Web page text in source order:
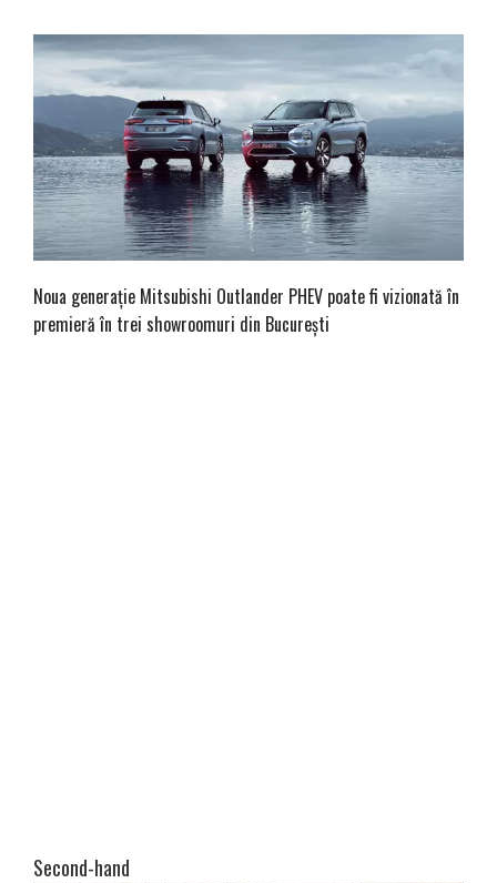
Noua generație Mitsubishi Outlander PHEV poate fi vizionată în
premieră în trei showroomuri din București
Second-hand